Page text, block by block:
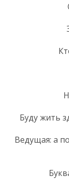
Буду жить
Ведущая: а